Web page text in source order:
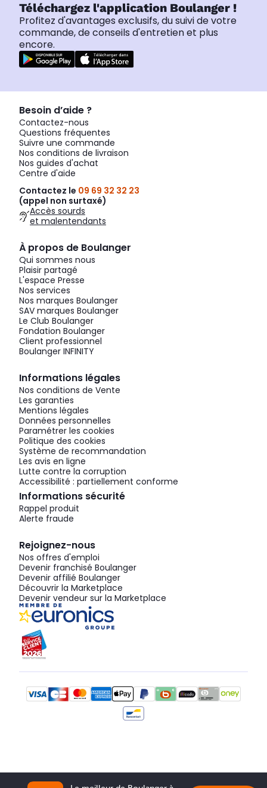
Téléchargez l'application Boulanger !
Profitez d'avantages exclusifs, du suivi de votre
commande, de conseils d'entretien et plus
encore.
Besoin d’aide ?
Contactez-nous
Questions fréquentes
Suivre une commande
Nos conditions de livraison
Nos guides d'achat
Centre d'aide
Contactez le 09 69 32 32 23
(appel non surtaxé)
Accès sourds
et malentendants
À propos de Boulanger
Qui sommes nous
Plaisir partagé
L'espace Presse
Nos services
Nos marques Boulanger
SAV marques Boulanger
Le Club Boulanger
Fondation Boulanger
Client professionnel
Boulanger INFINITY
Informations légales
Nos conditions de Vente
Les garanties
Mentions légales
Données personnelles
Paramétrer les cookies
Politique des cookies
Système de recommandation
Les avis en ligne
Lutte contre la corruption
Accessibilité : partiellement conforme
Informations sécurité
Rappel produit
Alerte fraude
Rejoignez-nous
Nos offres d'emploi
Devenir franchisé Boulanger
Devenir affilié Boulanger
Découvrir la Marketplace
Devenir vendeur sur la Marketplace